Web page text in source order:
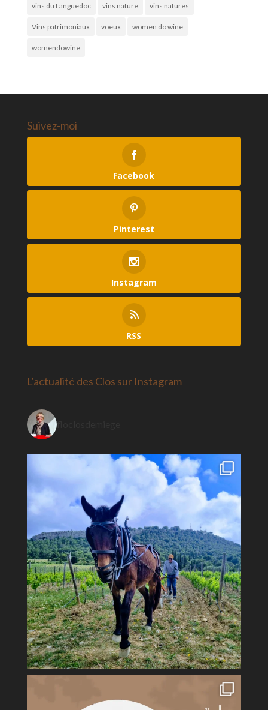
vins du Languedoc vins nature vins natures
Vins patrimoniaux voeux women do wine
womendowine
Suivez-moi
Facebook
Pinterest
Instagram
RSS
L’actualité des Clos sur Instagram
floclosdemiege